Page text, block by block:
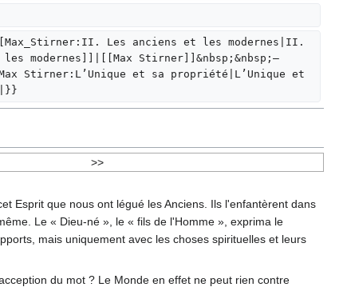
Les anciens et les modernes|II.
modernes]]|[[Max Stirner]]&nbsp;&nbsp;—
Stirner:L’Unique et sa propriété|L’Unique et
>>
Esprit que nous ont légué les Anciens. Ils l'enfantèrent dans
Le « Dieu-né », le « fils de l'Homme », exprima le
mais uniquement avec les choses spirituelles et leurs
du mot ? Le Monde en effet ne peut rien contre